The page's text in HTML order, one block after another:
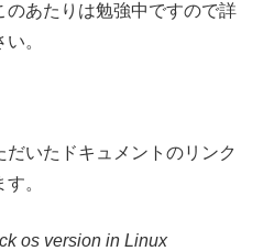
のあたりは勉強中ですので詳
。
いたドキュメントのリンク
。
os version in Linux